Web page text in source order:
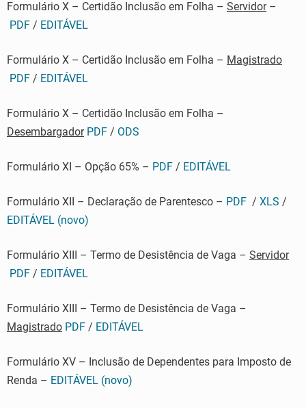
Formulário X – Certidão Inclusão em Folha – Servidor–
PDF / EDITÁVEL
Formulário X – Certidão Inclusão em Folha – Magistrado
PDF / EDITÁVEL
Formulário X – Certidão Inclusão em Folha –
Desembargador PDF / ODS
Formulário XI – Opção 65% – PDF / EDITÁVEL
Formulário XII – Declaração de Parentesco – PDF / XLS /
EDITÁVEL (novo)
Formulário XIII – Termo de Desistência de Vaga – Servidor
PDF / EDITÁVEL
Formulário XIII – Termo de Desistência de Vaga –
Magistrado PDF / EDITÁVEL
Formulário XV – Inclusão de Dependentes para Imposto de
Renda – EDITÁVEL (novo)